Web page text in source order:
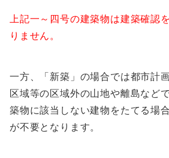
上記一～四号の建築物は建築確認
りません。
一方、「新築」の場合では都市計
区域等の区域外の山地や離島など
築物に該当しない建物をたてる場
が不要となります。